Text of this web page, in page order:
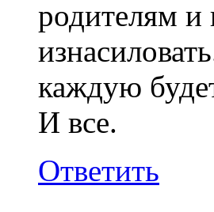
родителям и
каждую
И все.
Ответить